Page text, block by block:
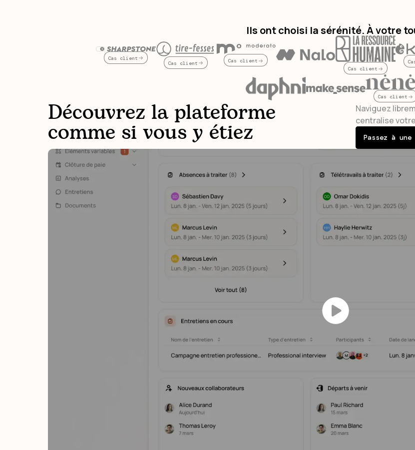
Ils ont choisi la sérénité. À votre
Cas client
Cas client
Cas client
Cas client
Cas client
Découvrez la plateforme
comme si vous y étiez
Naviguez
centralise
Passez à